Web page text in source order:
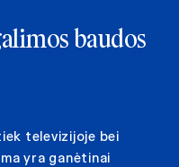
baudos
televizijoje bei
yra ganėtinai